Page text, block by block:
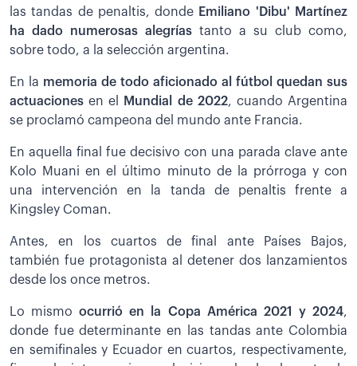
las tandas de penaltis, donde Emiliano 'Dibu' Martínez
ha dado numerosas alegrías tanto a su club como,
sobre todo, a la selección argentina.
En la memoria de todo aficionado al fútbol quedan sus
actuaciones en el Mundial de 2022, cuando Argentina
se proclamó campeona del mundo ante Francia.
En aquella final fue decisivo con una parada clave ante
Kolo Muani en el último minuto de la prórroga y con
una intervención en la tanda de penaltis frente a
Kingsley Coman.
Antes, en los cuartos de final ante Países Bajos,
también fue protagonista al detener dos lanzamientos
desde los once metros.
Lo mismoocurrió en la Copa América 2021 y 2024,
donde fue determinante en las tandas ante Colombia
en semifinales y Ecuador en cuartos, respectivamente,